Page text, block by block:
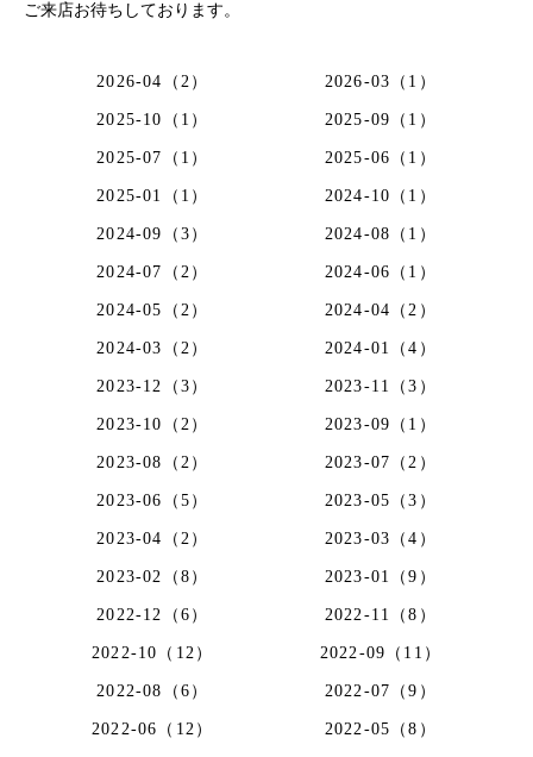
ご来店お待ちしております。
2026-04（2） 2026-03（1）
2025-10（1） 2025-09（1）
2025-07（1） 2025-06（1）
2025-01（1） 2024-10（1）
2024-09（3） 2024-08（1）
2024-07（2） 2024-06（1）
2024-05（2） 2024-04（2）
2024-03（2） 2024-01（4）
2023-12（3） 2023-11（3）
2023-10（2） 2023-09（1）
2023-08（2） 2023-07（2）
2023-06（5） 2023-05（3）
2023-04（2） 2023-03（4）
2023-02（8） 2023-01（9）
2022-12（6） 2022-11（8）
2022-10（12） 2022-09（11）
2022-08（6） 2022-07（9）
2022-06（12） 2022-05（8）